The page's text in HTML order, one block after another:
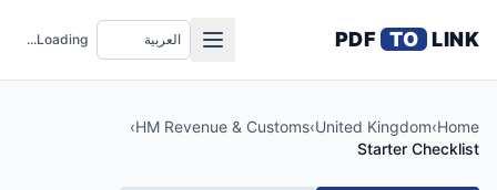
PDF TO LINK
Loading...
Home
›
United Kingdom
›
HM Revenue & Customs
›
Starter Checklist